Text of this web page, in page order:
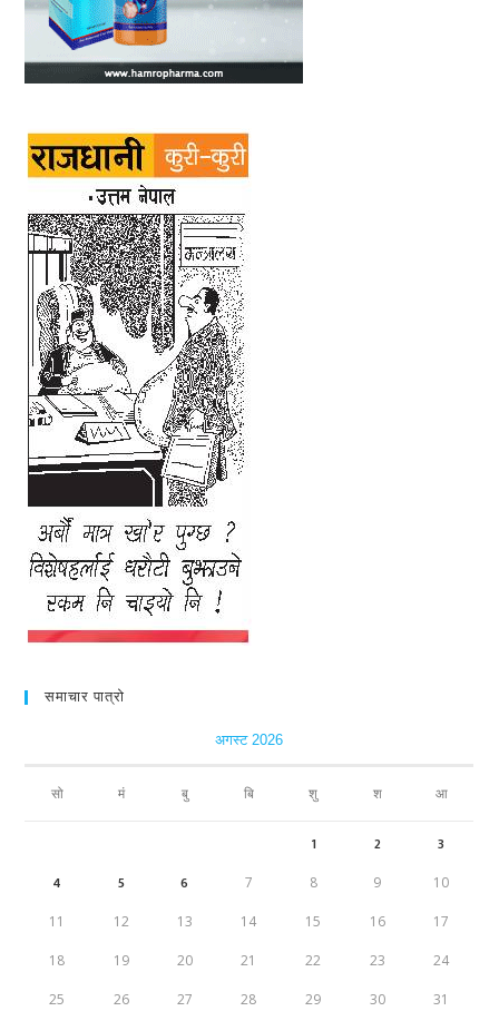
समाचार पात्रो
अगस्ट 2026
सो मं बु बि शु श आ
1 2
3
4
5 6 7 8 9 10
11 12 13 14 15 16 17
18 19 20 21 22 23 24
25 26 27 28 29 30 31